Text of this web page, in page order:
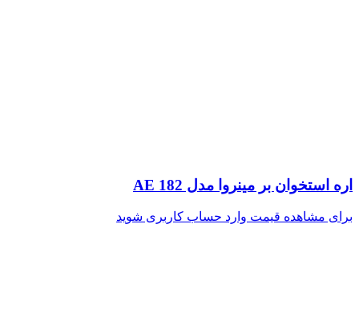
اره استخوان بر مینروا مدل AE 182
برای مشاهده قیمت وارد حساب کاربری شوید